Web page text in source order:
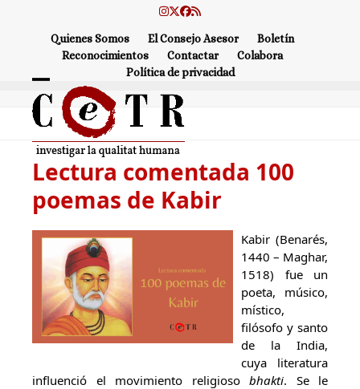
Instagram
Twitter
Facebook
RSS
Quienes Somos El Consejo Asesor
Boletín
Reconocimientos
Contactar
Colabora
Política de privacidad
Open
mobile
menu
Close
mobile
menu
Lectura comentada 100
poemas de Kabir
Kabir (Benarés,
1440 – Maghar,
1518) fue un
poeta, músico,
místico,
filósofo y santo
de la India,
cuya literatura
influenció el movimiento religioso bhakti. Se le